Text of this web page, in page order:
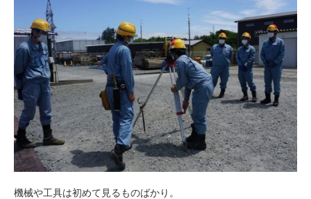
機械や工具は初めて見るものばかり。